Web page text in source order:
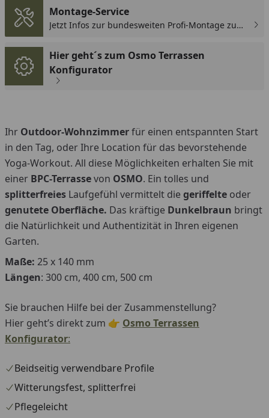
Montage-Service
Jetzt Infos zur bundesweiten Profi-Montage zum
Hier geht´s zum Osmo Terrassen
Konfigurator
Ihr Outdoor-Wohnzimmerfür einen entspannten Start
in den Tag, oder Ihre Location für das bevorstehende
Yoga-Workout. All diese Möglichkeiten erhalten Sie mit
einer BPC-Terrassevon OSMO. Ein tolles und
splitterfreies Laufgefühl vermittelt die geriffelte oder
genutete Oberfläche. Das kräftige Dunkelbraun bringt
die Natürlichkeit und Authentizität in Ihren eigenen
Garten.
Maße: 25 x 140 mm
Längen: 300 cm, 400 cm, 500 cm
Sie brauchen Hilfe bei der Zusammenstellung?
Hier geht’s direkt zum 👉 Osmo Terrassen
Konfigurator:
Beidseitig verwendbare Profile
Witterungsfest, splitterfrei
Pflegeleicht